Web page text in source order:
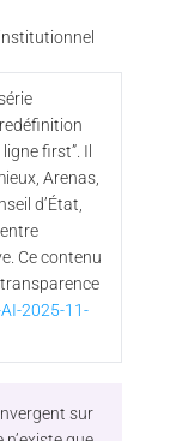
first”. Il
Arenas,
d’État,
Ce contenu
2025-11-
sur